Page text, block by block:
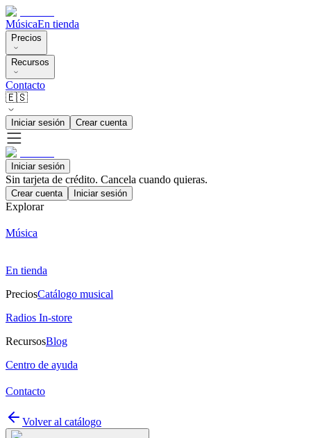
MúsicaEn tienda
Precios
Recursos
Contacto
🇪🇸
Iniciar sesión Crear cuenta
Iniciar sesión
Sin tarjeta de crédito. Cancela cuando quieras.
Crear cuenta Iniciar sesión
Explorar
Música
En tienda
PreciosCatálogo musical
Radios In-store
RecursosBlog
Centro de ayuda
Contacto
Volver al catálogo